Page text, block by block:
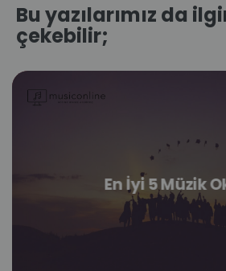
Bu yazılarımız da
çekebilir;
En İyi 5 Müzik